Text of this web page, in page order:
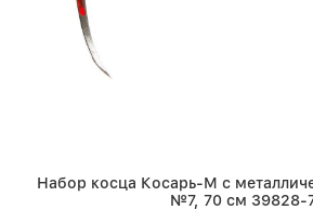
Набор косца Косарь-М с
№7, 70 см 39828-